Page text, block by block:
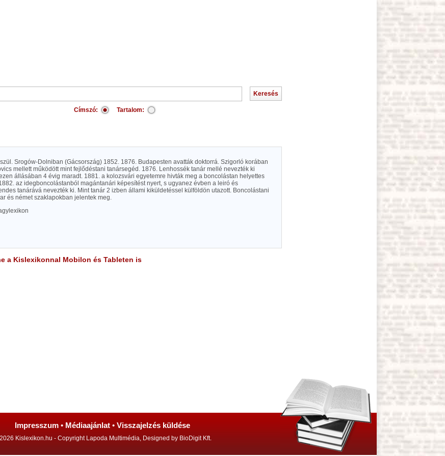
Címszó: Tartalom:
Srogów-Dolniban (Gácsország) 1852. 1876. Budapesten avatták doktorrá. Szigorló korában
mellett működött mint fejlődéstani tanársegéd. 1876. Lenhossék tanár mellé nevezték ki
állásában 4 évig maradt. 1881. a kolozsvári egyetemre hivták meg a boncolástan helyettes
az idegboncolástanból magántanári képesítést nyert, s ugyanez évben a leiró és
tanárává nevezték ki. Mint tanár 2 izben állami kiküldetéssel külföldön utazott. Boncolástani
és német szaklapokban jelentek meg.
a Kislexikonnal Mobilon és Tableten is
Impresszum • Médiaajánlat • Visszajelzés küldése
Kislexikon.hu - Copyright Lapoda Multimédia, Designed by BioDigit Kft.